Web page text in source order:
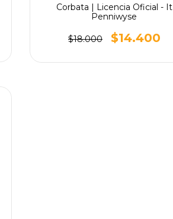
Corbata | Licencia Oficial - It
Penniwyse
$18.000 $14.400